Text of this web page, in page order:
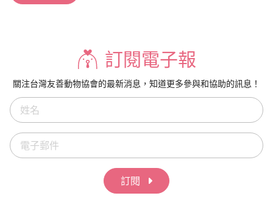
訂閱電子報
關注台灣友善動物協會的最新消息，知道更多參與和協助的訊息！
訂閱